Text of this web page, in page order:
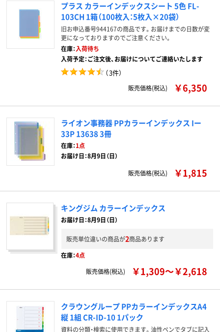
プラス カラーインデックスシート 5色 FL-
103CH 1箱（100枚入：5枚入×20袋）
旧お申込番号944167の商品です。お届けまでの日数が変
更になっておりますのでご注意ください。
在庫：入荷待ち
入荷予定：ご注文後、お届けについてご連絡いたします
（3件）
販売価格(税込) ￥6,350
ライオン事務器 PPカラーインデックス Iー
33P 13638 3冊
在庫：1点
お届け日：8月9日（日）
販売価格(税込) ￥1,815
キングジム カラーインデックス
お届け日：8月9日（日）
販売単位違いの商品が2商品あります
在庫：4点
販売価格(税込)
￥1,309～￥2,618
クラウングループ PPカラーインデックスA4
縦 1組 CR-ID-10 1パック
資料の分類・検索に使用できます。油性ペンでタブに記入